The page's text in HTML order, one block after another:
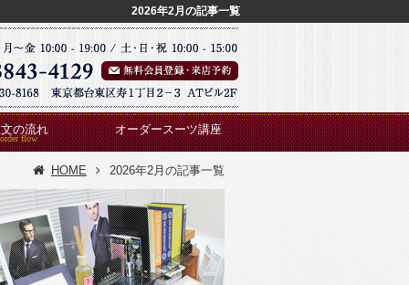
2026年2月の記事一覧
の流れ オーダースーツ講座
HOME 2026年2月の記事一覧